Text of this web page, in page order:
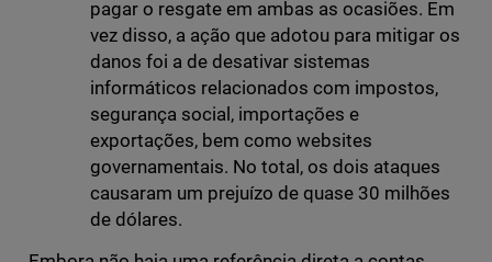
pagar o resgate em ambas as ocasiões. Em
vez disso, a ação que adotou para mitigar os
danos foi a de desativar sistemas
informáticos relacionados com impostos,
segurança social, importações e
exportações, bem como websites
governamentais. No total, os dois ataques
causaram um prejuízo de quase 30 milhões
de dólares.